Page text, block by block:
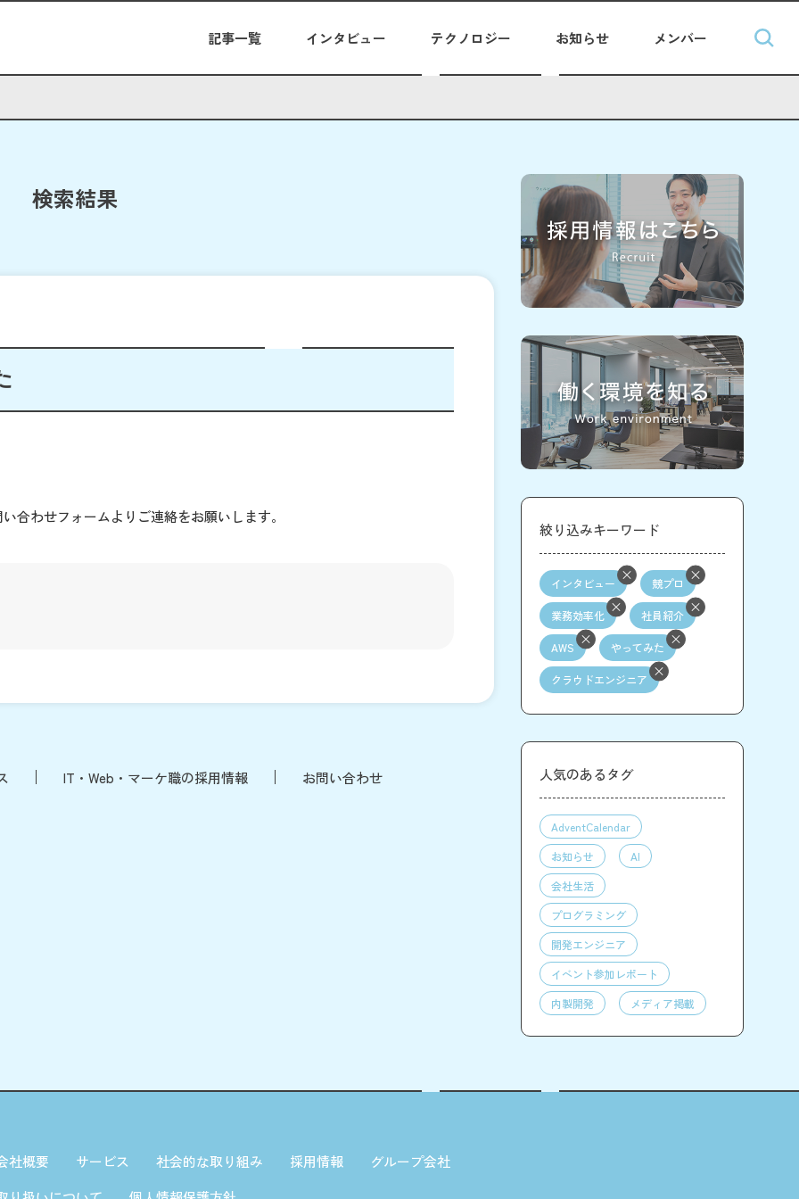
記事一覧 インタビュー テクノロジー お知らせ メンバー
検索結果
合わせフォームよりご連絡をお願いします。
IT・Web・マーケ職の採用情報 お問い合わせ
絞り込みキーワード
インタビュー 競プロ
業務効率化 社員紹介
AWS やってみた
クラウドエンジニア
人気のあるタグ
AdventCalendar
お知らせ
AI
会社生活
プログラミング
開発エンジニア
イベント参加レポート
内製開発
メディア掲載
社概要 サービス 社会的な取り組み 採用情報
グループ会社